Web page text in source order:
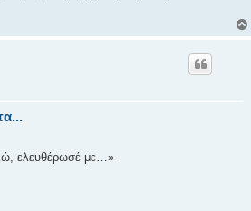
ελευθέρωσέ με…»